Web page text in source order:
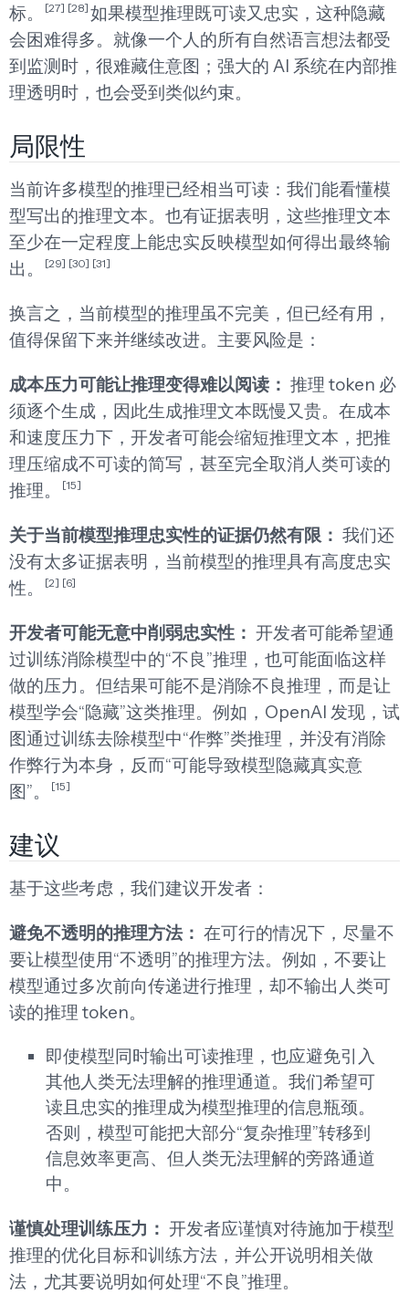
标。
[27] [28]如果模型推理既可读又忠实，这种隐藏
会困难得多。就像一个人的所有自然语言想法都受
到监测时，很难藏住意图；强大的 AI 系统在内部推
理透明时，也会受到类似约束。
局限性
当前许多模型的推理已经相当可读：我们能看懂模
型写出的推理文本。也有证据表明，这些推理文本
至少在一定程度上能忠实反映模型如何得出最终输
出。
[29] [30] [31]
换言之，当前模型的推理虽不完美，但已经有用，
值得保留下来并继续改进。主要风险是：
成本压力可能让推理变得难以阅读： 推理 token 必
须逐个生成，因此生成推理文本既慢又贵。在成本
和速度压力下，开发者可能会缩短推理文本，把推
理压缩成不可读的简写，甚至完全取消人类可读的
推理。
[15]
关于当前模型推理忠实性的证据仍然有限： 我们还
没有太多证据表明，当前模型的推理具有高度忠实
性。
[2] [6]
开发者可能无意中削弱忠实性： 开发者可能希望通
过训练消除模型中的“不良”推理，也可能面临这样
做的压力。但结果可能不是消除不良推理，而是让
模型学会“隐藏”这类推理。例如，OpenAI 发现，试
图通过训练去除模型中“作弊”类推理，并没有消除
作弊行为本身，反而“可能导致模型隐藏真实意
图”。
[15]
建议
基于这些考虑，我们建议开发者：
避免不透明的推理方法： 在可行的情况下，尽量不
要让模型使用“不透明”的推理方法。例如，不要让
模型通过多次前向传递进行推理，却不输出人类可
读的推理 token。
即使模型同时输出可读推理，也应避免引入
其他人类无法理解的推理通道。我们希望可
读且忠实的推理成为模型推理的信息瓶颈。
否则，模型可能把大部分“复杂推理”转移到
信息效率更高、但人类无法理解的旁路通道
中。
谨慎处理训练压力： 开发者应谨慎对待施加于模型
推理的优化目标和训练方法，并公开说明相关做
法，尤其要说明如何处理“不良”推理。